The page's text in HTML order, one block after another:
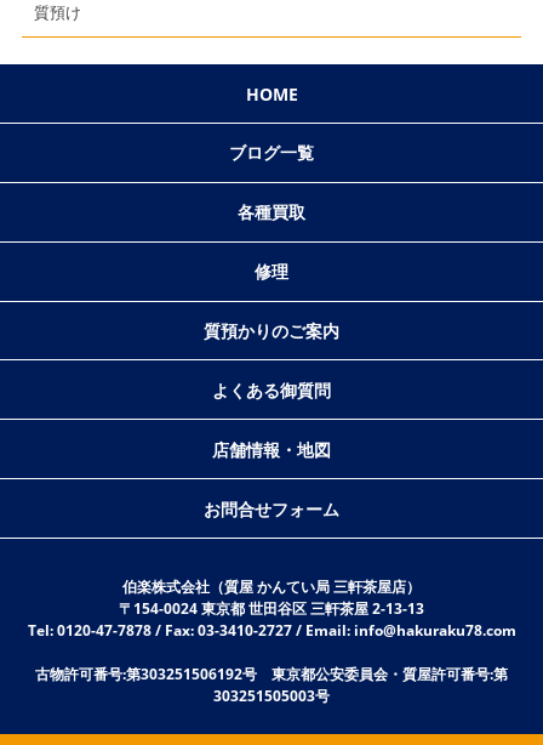
質預け
HOME
ブログ一覧
各種買取
修理
質預かりのご案内
よくある御質問
店舗情報・地図
お問合せフォーム
伯楽株式会社（質屋 かんてい局 三軒茶屋店）
〒154-0024 東京都 世田谷区 三軒茶屋 2-13-13
Tel: 0120-47-7878 / Fax: 03-3410-2727 / Email: info@hakuraku78.com
古物許可番号:第303251506192号 東京都公安委員会・質屋許可番号:第
303251505003号